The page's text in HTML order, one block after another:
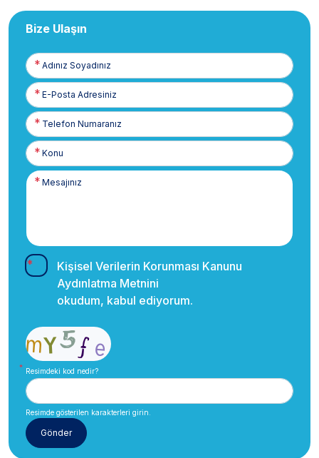
Bize Ulaşın
Adınız
Soyadınız
E-
Posta
Telefon
Numaranız
Kişisel Verilerin Korunması Kanunu
Aydınlatma Metnini
okudum, kabul ediyorum.
Resimdeki kod nedir?
Resimde gösterilen karakterleri girin.